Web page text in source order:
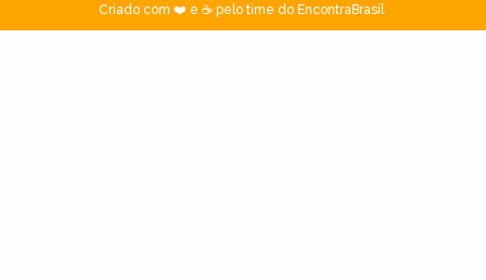
Criado com ❤️ e ☕ pelo time do EncontraBrasil